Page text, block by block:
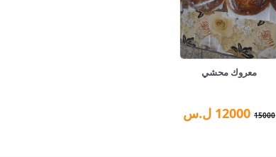
معروك محشي
15000
12000 ل.س